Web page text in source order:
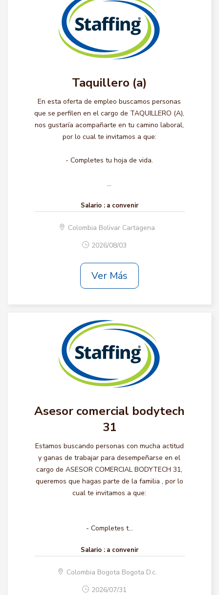
Taquillero (a)
En esta oferta de empleo buscamos personas
que se perfilen en el cargo de TAQUILLERO (A),
nos gustaría acompañarte en tu camino laboral,
por lo cual te invitamos a que:
- Completes tu hoja de vida.
...
Salario : a convenir
Colombia Bolivar Cartagena
2026/08/03
Ver Más
Asesor comercial bodytech
31
Estamos buscando personas con mucha actitud
y ganas de trabajar para desempeñarse en el
cargo de ASESOR COMERCIAL BODYTECH 31,
queremos que hagas parte de la familia , por lo
cual te invitamos a que:
- Completes t...
Salario : a convenir
Colombia Bogota Bogota D.c.
2026/07/31